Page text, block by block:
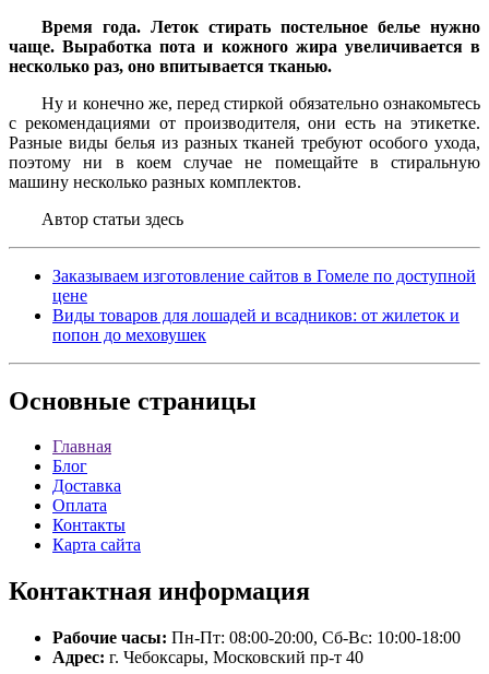
Время года. Леток стирать постельное белье нужно
чаще. Выработка пота и кожного жира увеличивается в
несколько раз, оно впитывается тканью.
Ну и конечно же, перед стиркой обязательно ознакомьтесь
с рекомендациями от производителя, они есть на этикетке.
Разные виды белья из разных тканей требуют особого ухода,
поэтому ни в коем случае не помещайте в стиральную
машину несколько разных комплектов.
Автор статьи здесь
Заказываем изготовление сайтов в Гомеле по доступной
цене
Виды товаров для лошадей и всадников: от жилеток и
попон до меховушек
Основные страницы
Главная
Блог
Доставка
Оплата
Контакты
Карта сайта
Контактная информация
Рабочие часы: Пн-Пт: 08:00-20:00, Сб-Вс: 10:00-18:00
Адрес: г. Чебоксары, Московский пр-т 40